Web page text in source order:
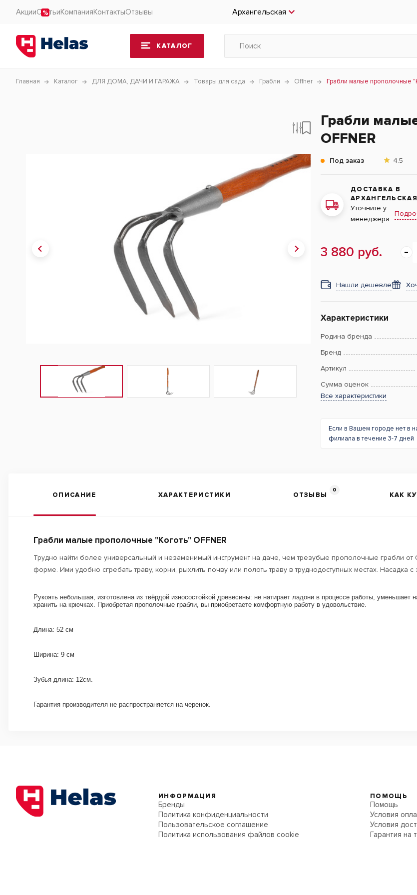
АкцииСтатьиКомпанияКонтактыОтзывы Архангельская
КАТАЛОГ
Главная Каталог ДЛЯ ДОМА, ДАЧИ И ГАРАЖА Товары для сада Грабли Offner Грабли малые прополочные
Грабли
OFFNER
Под заказ 4.5
ДОСТАВКА В
АРХАНГЕЛЬСКАЯ
Уточните у
менеджера
3 880 руб.
Нашли дешевле
Характеристики
Родина бренда
Бренд
Артикул
Сумма оценок
Все характеристики
Если в Вашем городе нет в
филиала в течение 3-7 дней
ОПИСАНИЕ ХАРАКТЕРИСТИКИ ОТЗЫВЫ
0
КАК
Грабли малые прополочные "Коготь" OFFNER
Трудно найти более универсальный и незаменимый инструмент на даче, чем трезубые прополочные грабли от
форме. Ими удобно сгребать траву, корни, рыхлить почву или полоть траву в труднодоступных местах. Насадка
Рукоять небольшая, изготовлена из твёрдой износостойкой древесины: не натирает ладони в процессе работы, уменьшает
хранить на крючках. Приобретая прополочные грабли, вы приобретаете комфортную работу в удовольствие.
Длина: 52 см
Ширина: 9 см
Зубья длина: 12см.
Гарантия производителя не распространяется на черенок.
ИНФОРМАЦИЯ
Бренды
Политика конфиденциальности
Пользовательское соглашение
Политика использования файлов cookie
ПОМОЩЬ
Помощь
Условия
Условия
Гарантия на